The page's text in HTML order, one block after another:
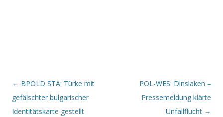
Beitrags-Navigation
← BPOLD STA: Türke mit
gefälschter bulgarischer
Identitätskarte gestellt
POL-WES: Dinslaken –
Pressemeldung klärte
Unfallflucht →